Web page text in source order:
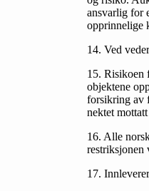
ansvarlig for
opprinnelige
14. Ved
15. Risikoen
objektene
forsikring av
nektet
16. Alle
restriksjonen
17.